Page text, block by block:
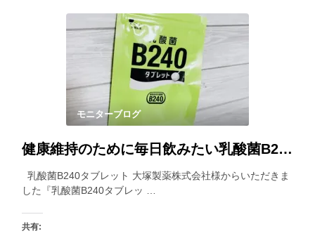
モニターブログ
健康維持のために毎日飲みたい乳酸菌B240タブレット。小粒で飲みやすいところもポイントです。
乳酸菌B240タブレット 大塚製薬株式会社様からいただきま
した『乳酸菌B240タブレッ …
共有: